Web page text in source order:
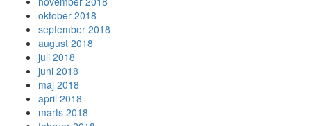
oktober 2018
september 2018
august 2018
juli 2018
juni 2018
maj 2018
april 2018
marts 2018